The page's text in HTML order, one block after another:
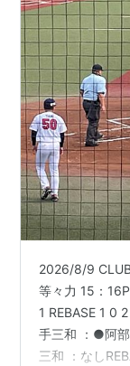
2026/8/9
等々力 15：
1 REBASE 1 0
手三和 ：●阿
三和 ：なし